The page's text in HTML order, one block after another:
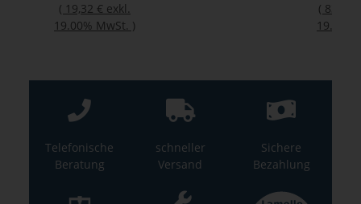
( 19,32 € exkl.
19.00% MwSt. )
(
19.00%
Telefonische
Beratung
schneller
Versand
Sichere
Bezahlung